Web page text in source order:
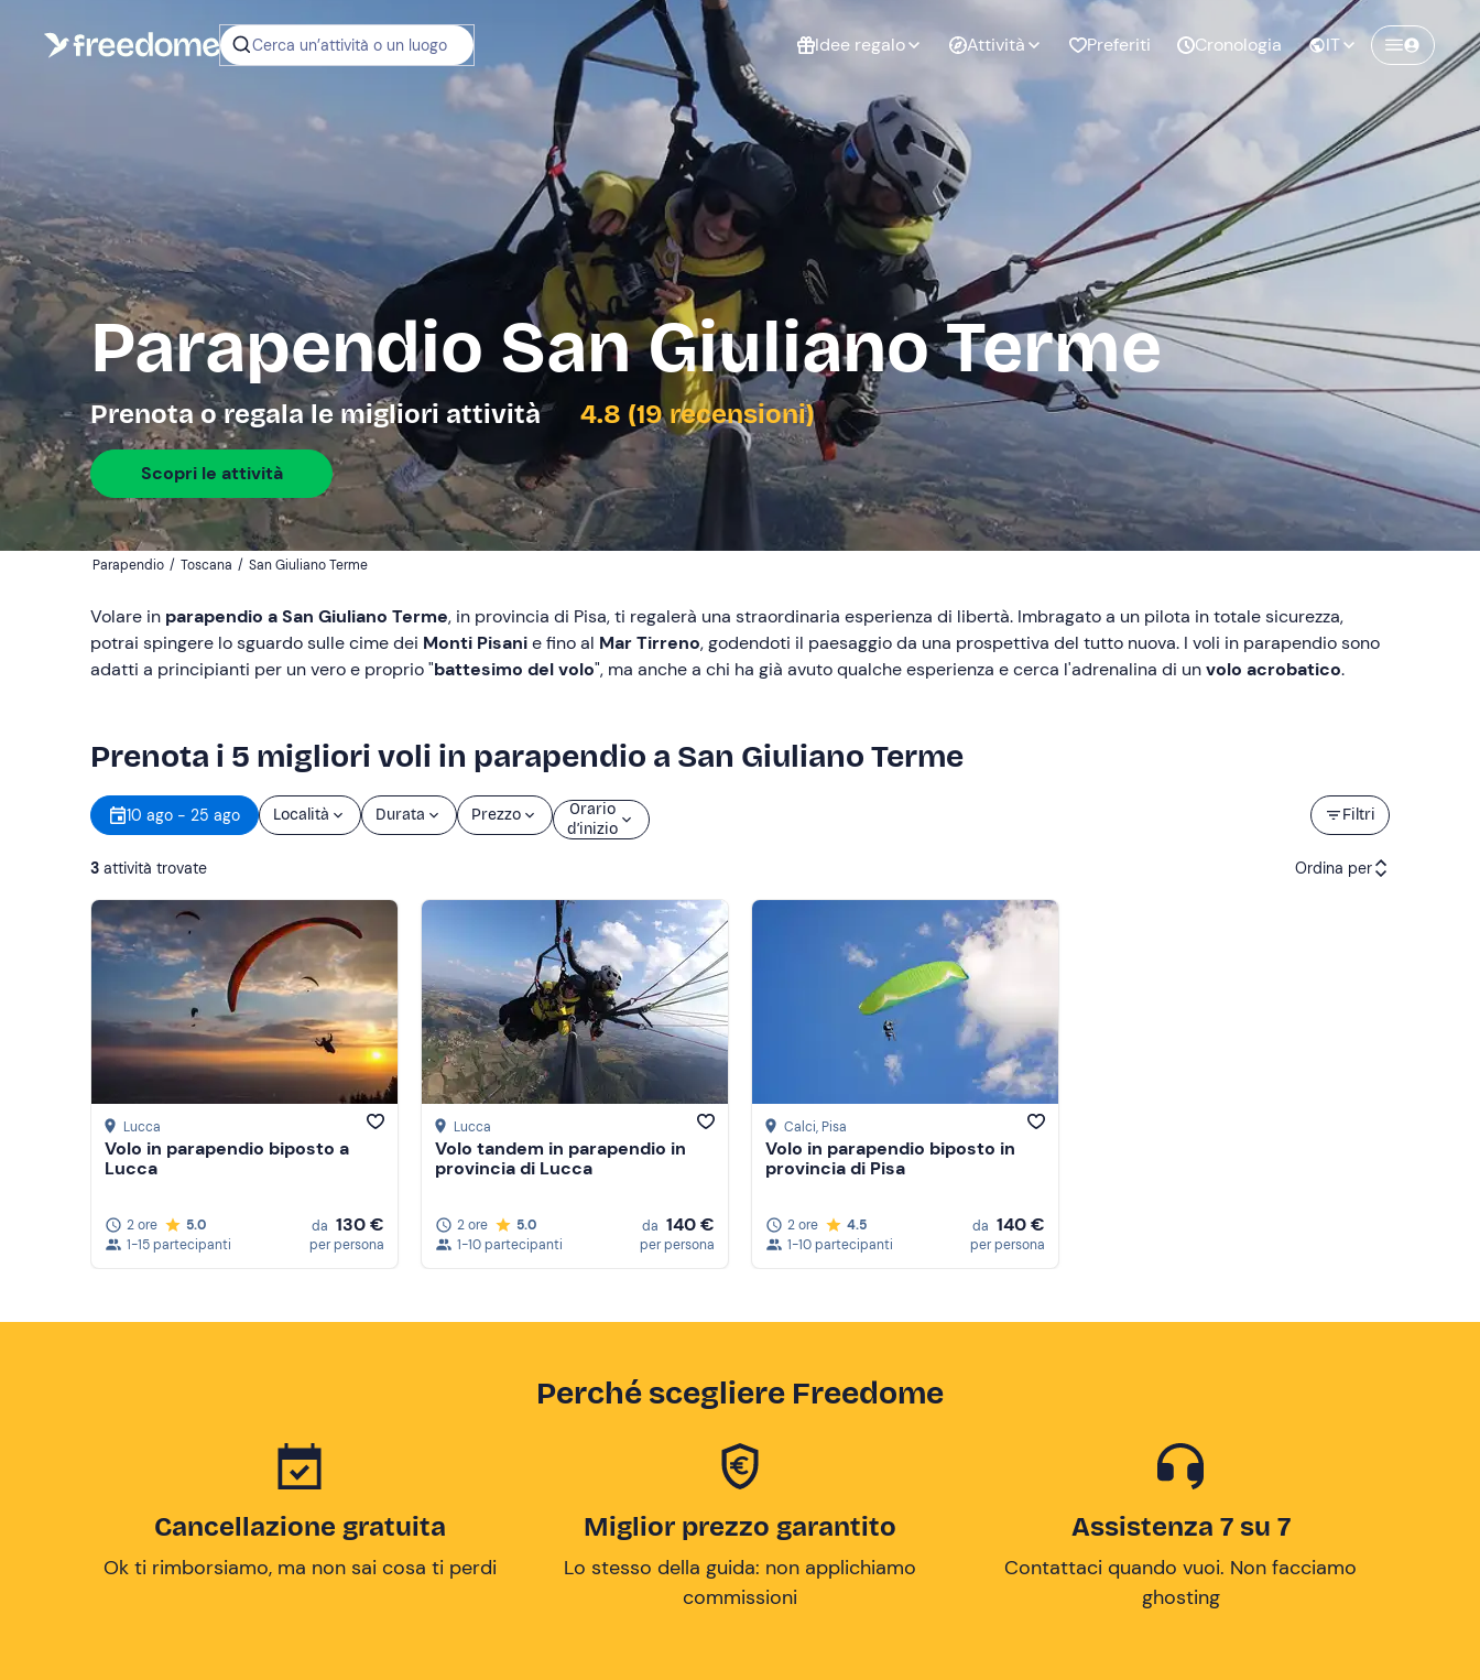
Cerca un’attività o un luogo Idee regalo
Non sai cosa
Gift Card Freedome
Un regalo digitale che
lascia la libertà di
scegliere esperienze
outdoor in tutta Italia.
Regala una Gift Card
Esperienze da
regalare
Esperienze di
Compleanno
Laurea
Addio al
celibato
Addio al
nubilato
Attività Preferiti Cronologia IT
Parapendio San Giuliano Terme
Prenota o regala le migliori attività 4.8 (19 recensioni)
Scopri le attività
Parapendio / Toscana / San Giuliano Terme
Volare in parapendio a San Giuliano Terme, in provincia di Pisa, ti regalerà una straordinaria esperienza di libertà. Imbragato a un pilota in totale sicurezza,
potrai spingere lo sguardo sulle cime dei Monti Pisanie fino al Mar Tirreno, godendoti il paesaggio da una prospettiva del tutto nuova. I voli in parapendio sono
adatti a principianti per un vero e proprio "battesimo del volo", ma anche a chi ha già avuto qualche esperienza e cerca l'adrenalina di unvolo acrobatico.
Prenota i 5 migliori voli in parapendio a San Giuliano Terme
Filtri
10 ago - 25 ago Località Durata Prezzo
Orario
d’inizio
3 attività trovate Ordina per
Lucca
Volo in parapendio biposto a
Lucca
2 ore
5.0
1-15 partecipanti
da 130 €
per persona
Lucca
Volo tandem in parapendio in
provincia di Lucca
2 ore
5.0
1-10 partecipanti
da 140 €
per persona
Calci, Pisa
Volo in parapendio biposto in
provincia di Pisa
2 ore
4.5
1-10 partecipanti
da 140 €
per persona
Perché scegliere Freedome
Cancellazione gratuita
Ok ti rimborsiamo, ma non sai cosa ti perdi
Miglior prezzo garantito
Lo stesso della guida: non applichiamo
commissioni
Assistenza 7 su 7
Contattaci quando vuoi. Non facciamo
ghosting
Crea un account Freedome
Unisciti a una community di avventurieri
come te e colleziona ricordi indimenticabili!
Continua con l'email